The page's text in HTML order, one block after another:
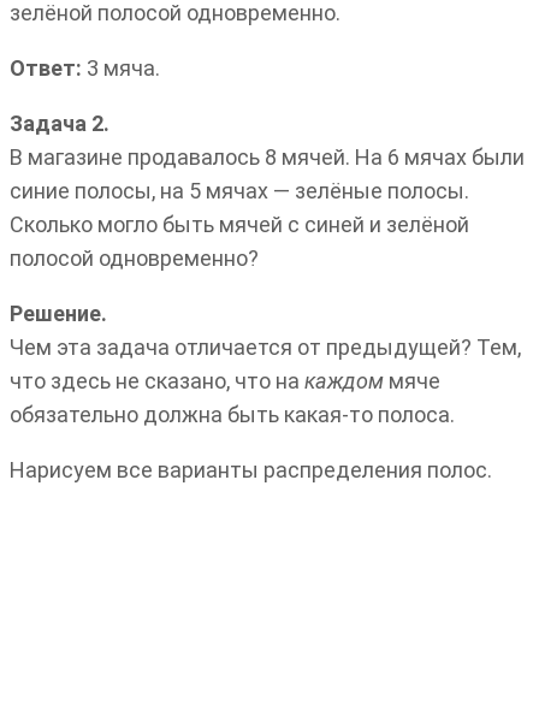
зелёной полосой одновременно.
Ответ: 3 мяча.
Задача 2.
В магазине продавалось 8 мячей. На 6 мячах были
синие полосы, на 5 мячах — зелёные полосы.
Сколько могло быть мячей с синей и зелёной
полосой одновременно?
Решение.
Чем эта задача отличается от предыдущей? Тем,
что здесь не сказано, что на каждом мяче
обязательно должна быть какая-то полоса.
Нарисуем все варианты распределения полос.